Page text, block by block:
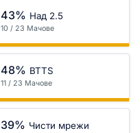
43% Над 2.5
10 / 23 Мачове
48% BTTS
11 / 23 Мачове
39% Чисти мрежи